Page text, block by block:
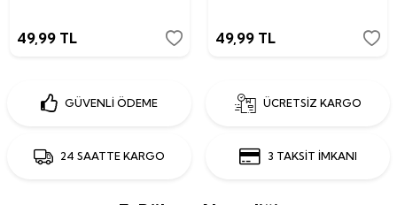
49,99 TL 49,99TL
GÜVENLİ ÖDEME ÜCRETSİZ KARGO
24 SAATTE KARGO 3 TAKSİT İMKANI